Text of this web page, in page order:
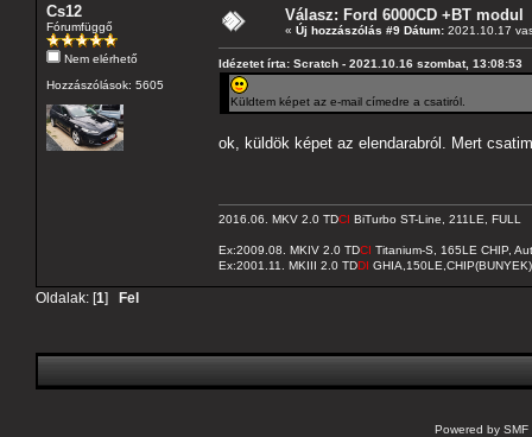
Cs12
Fórumfüggő
Nem elérhető
Hozzászólások: 5605
Válasz: Ford 6000CD +BT modul
« Új hozzászólás #9 Dátum: 2021.10.17
Idézetet írta: Scratch - 2021.10.16 szombat, 13:08:53
Küldtem képet az e-mail címedre a csatiról.
ok, küldök képet az elendarabról. Mert
2016.06. MKV 2.0 TDCI BiTurbo ST-Line, 211LE, FULL
Ex:2009.08. MKIV 2.0 TDCI Titanium-S, 165LE CHIP,
Ex:2001.11. MKIII 2.0 TDDI
Oldalak: [1] Fel
Powered by SMF